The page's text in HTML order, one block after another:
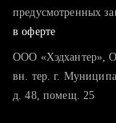
предусмотренных
в оферте
ООО «Хэдхантер»,
вн. тер. г.
д. 48, помещ. 25